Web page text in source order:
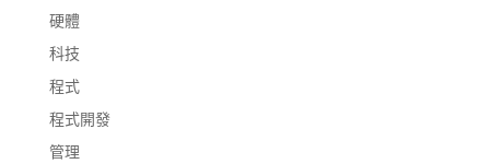
硬體
科技
程式
程式開發
管理